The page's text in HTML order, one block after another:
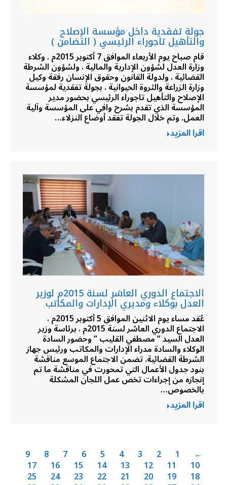
جولة تفقدية داخل مؤسسة الإصلاح
والتأهيل تاجوراء الرئيسي ( التضامن )
قام صباح يوم الأربعاء الموافق 7 أكتوبر 2015م ، وكلاء
وزارة العدل لشؤون الإدارية والمالية ، ولشؤون الشرطة
القضائية ، ولدولة القانون وحقوق الإنسان رفقة وكيل
وزارة الزراعة والثروة الحيوانية ، بجولة تفقدية لمؤسسة
الإصلاح والتأهيل تاجوراء الرئيسي بحضور مدير
المؤسسة الذي تقدم بشرح وافي على المؤسسة وآلية
العمل. وتم خلال الجولة تفقد أوضاع النزلاء…
اقرا المزيد
الاجتماع الدوري العاشر لسنة 2015م لوزير
العدل بوكلاء ومديري الإدارات والمكاتب
عُقد مساء يوم الاثنين الموافق 5 أكتوبر 2015م ،
الاجتماع الدوري العاشر لسنة 2015م ، برئاسة وزير
العدل السيد ” مصطفي القليب ” وحضور السادة
الوكلاء والسادة مدراء الإدارات والمكاتب ورئيس جهاز
الشرطة القضائية. تضمن الاجتماع الموسع مناقشة
بنود جدول الأعمال التي تمحورت في مناقشة ما تم
إنجازه من إجراءات تخص عمل اللجان المشكلة
بالخصوص…
اقرا المزيد
←
1
2
3
4
5
6
7
8
9
10
11
12
13
14
15
16
17
18
19
20
21
22
23
24
25